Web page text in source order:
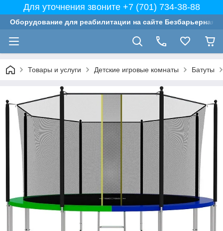
Для уточнения звоните +7 (701) 734-38-88
Оборудование для реабилитации на сайте Безбарьерная
Товары и услуги Детские игровые комнаты Батуты